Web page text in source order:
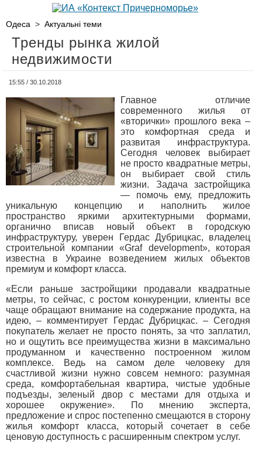
Одеса > Актуальні теми
Тренды рынка жилой
недвижимости
15:55 / 30.10.2018
Главное отличие
современного жилья от
«вторички» прошлого века –
это комфортная среда и
развитая инфраструктура.
Сегодня человек выбирает
не просто квадратные метры,
он выбирает свой стиль
жизни. Задача застройщика
— помочь ему, предложить
уникальную концепцию и наполнить жилое
пространство яркими архитектурными формами,
органично вписав новый объект в городскую
инфраструктуру, уверен Гердас Дубрицкас, владелец
строительной компании «Graf development», которая
известна в Украине возведением жилых объектов
премиум и комфорт класса.
«Если раньше застройщики продавали квадратные
метры, то сейчас, с ростом конкуренции, клиенты все
чаще обращают внимание на содержание продукта, на
идею, – комментирует Гердас Дубрицкас. – Сегодня
покупатель желает не просто понять, за что заплатил,
но и ощутить все преимущества жизни в максимально
продуманном и качественно построенном жилом
комплексе. Ведь на самом деле человеку для
счастливой жизни нужно совсем немного: разумная
среда, комфортабельная квартира, чистые удобные
подъезды, зеленый двор с местами для отдыха и
хорошее окружение». По мнению эксперта,
предложение и спрос постепенно смещаются в сторону
жилья комфорт класса, который сочетает в себе
ценовую доступность с расширенным спектром услуг.